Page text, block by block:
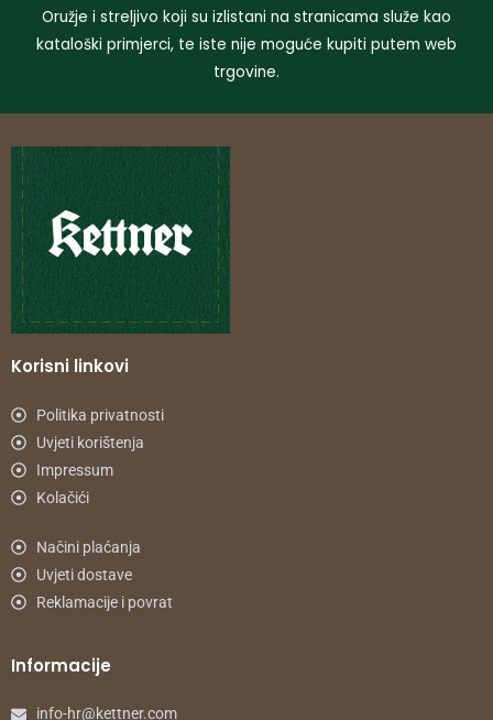
Oružje i streljivo koji su izlistani na stranicama služe kao
kataloški primjerci, te iste nije moguće kupiti putem web
trgovine.
Korisni linkovi
Politika privatnosti
Uvjeti korištenja
Impressum
Kolačići
Načini plaćanja
Uvjeti dostave
Reklamacije i povrat
Informacije
info-hr@kettner.com